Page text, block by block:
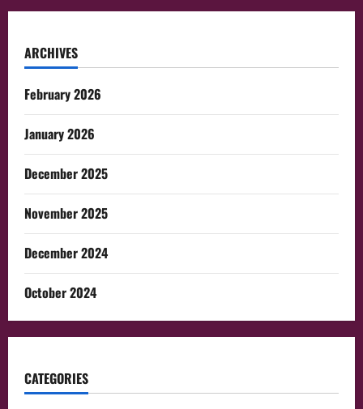
ARCHIVES
February 2026
January 2026
December 2025
November 2025
December 2024
October 2024
CATEGORIES